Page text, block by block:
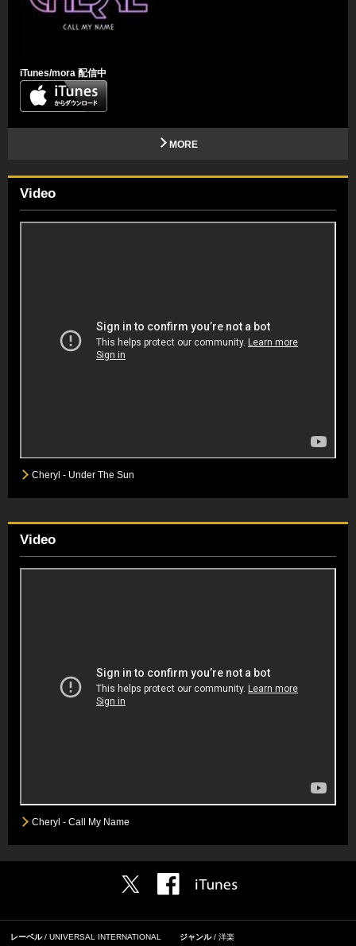
iTunes/mora 配信中
MORE
Video
Cheryl - Under The Sun
Video
Cheryl - Call My Name
レーベル UNIVERSAL INTERNATIONAL ジャンル 洋楽